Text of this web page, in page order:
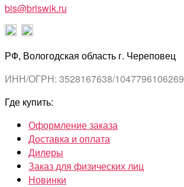
bis@briswik.ru
РФ, Вологодская область г. Череповец
ИНН/ОГРН: 3528167638/1047796106269
Где купить:
Оформление заказа
Доставка и оплата
Дилеры
Заказ для физических лиц
Новинки